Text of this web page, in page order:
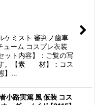
ケミスト 審判ノ歯車
ューム コスプレ衣装
ット内容】：ご覧の写
す。【素 材】：コス
】…
小路実篤 風 仮装 コス